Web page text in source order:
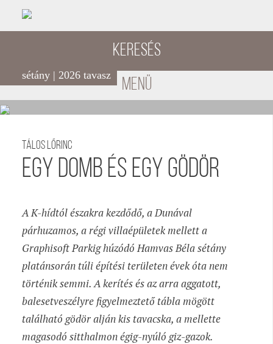
Keresés
menü
sétány | 2026 tavasz
Tálos Lőrinc
Egy domb és egy gödör
A K-hídtól északra kezdődő, a Dunával
párhuzamos, a régi villaépületek mellett a
Graphisoft Parkig húzódó Hamvas Béla sétány
platánsorán túli építési területen évek óta nem
történik semmi. A kerítés és az arra aggatott,
balesetveszélyre figyelmeztető tábla mögött
található gödör alján kis tavacska, a mellette
magasodó sitthalmon égig-nyúló giz-gazok.